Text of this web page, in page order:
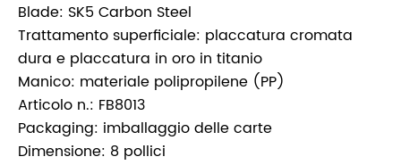
Blade: SK5 Carbon Steel
Trattamento superficiale: placcatura cromata
dura e placcatura in oro in titanio
Manico: materiale polipropilene (PP)
Articolo n.: FB8013
Packaging: imballaggio delle carte
Dimensione: 8 pollici